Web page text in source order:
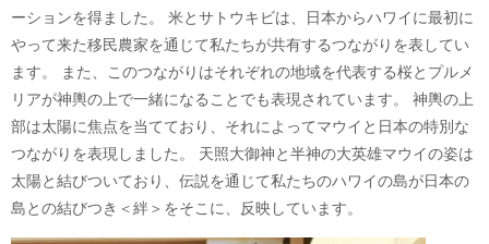
ーションを得ました。 米とサトウキビは、日本からハワイに最初に
やって来た移民農家を通じて私たちが共有するつながりを表してい
ます。 また、このつながりはそれぞれの地域を代表する桜とプルメ
リアが神輿の上で一緒になることでも表現されています。 神輿の上
部は太陽に焦点を当てており、それによってマウイと日本の特別な
つながりを表現しました。 天照大御神と半神の大英雄マウイの姿は
太陽と結びついており、伝説を通じて私たちのハワイの島が日本の
島との結びつき＜絆＞をそこに、反映しています。